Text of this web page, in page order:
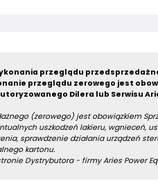
przeglądu
przeglądu zerowego jest
Dilera lub Serwisu
(zerowego) jest obowiązkiem
uszkodzeń lakieru, wgnieceń,
sprawdzenie działania urządzeń
kartonu.
Dystrybutora - firmy Aries Power